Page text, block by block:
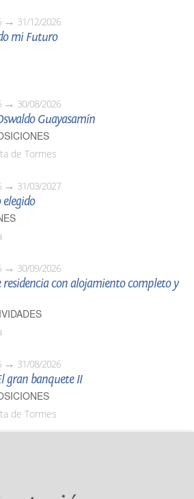
31/12/2026
mi Futuro
30/08/2026
Guayasamín
de Tormes
31/03/2027
30/09/2026
residencia con alojamiento completo y
31/08/2026
gran banquete II
de Tormes